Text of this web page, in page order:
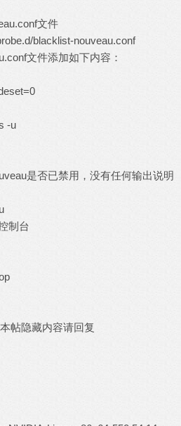
文件
blacklist-nouveau.conf
文件添加如下内容：
-u
是否已禁用，没有任何输出说明
制台
帖隐藏内容请回复